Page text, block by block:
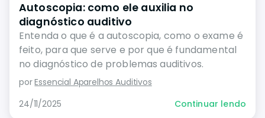
Autoscopia: como ele auxilia no
diagnóstico auditivo
Entenda o que é a autoscopia, como o exame é
feito, para que serve e por que é fundamental
no diagnóstico de problemas auditivos.
porEssencial Aparelhos Auditivos
24/11/2025
Continuar lendo